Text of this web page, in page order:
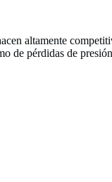
altamente
de pérdidas de